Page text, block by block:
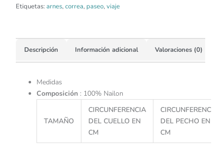
Etiquetas: arnes,correa, paseo,viaje
Descripción Información adicional Valoraciones (0)
Medidas
Composición : 100% Nailon
TAMAÑO
CIRCUNFERENCIA
DEL CUELLO EN
CM
CIRCUNFERENCIA
DEL PECHO EN
CM